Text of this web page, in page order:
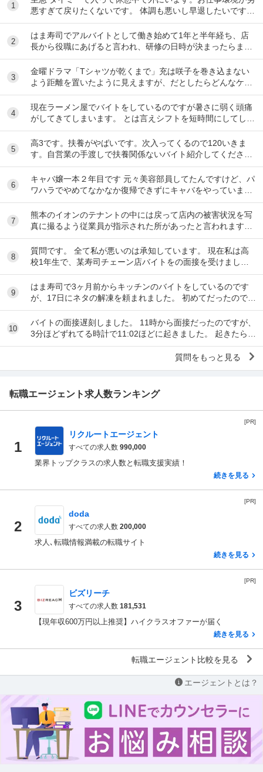
1
悪すぎて戻りたくないです。 体調も悪いし早退したいです。
電話したのですが通話中で一生繋がらなくて...
2
はま寿司でアルバイトとして働き始めて1年と半年経ち、店
長から役職にあげると言われ、研修の日時が決まったらまた
伝えると言われて1ヶ月が経ちました。 自分は心...
3
金曜ドラマ「Tシャツが乾くまで」充は咲子を巻き込まない
よう距離を置いたように見えますが、だとしたらどんなケー
スが考えられますか？ ①大恩人を一人で養わな...
4
現在ラーメン屋でバイトをしているのですが暑さに弱く頭痛
がしてきてしまいます。 とは言えシフトを短時間にしてしま
うとあまり稼げないのでバイトを変えたいと思っ...
5
高3です。扶養がやばいです。次入ってくるので120いきま
す。自営業の手渡しで扶養関係ないバイト紹介してくださ
い。大阪市です
6
キャバ嬢一本２年目です 元々美容部員してたんですけど、パ
ワハラでやめてなかなか復帰できずにキャバをやっています
昼間の仕事復帰したいのですが、またパワハラ...
7
熊本のイオンのテナントの中には戻って店内の被害状況を写
真に撮るよう従業員が指示された所があったと言われます。
事実ですか。テナント名は分かりますか。
8
質問です。 全て私が悪いのは承知しています。 現在私は高
校1年生で、某寿司チェーン店バイトをの面接を受けまし
た。面接をし、その場で採用をもらいました。そし...
9
はま寿司で3ヶ月前からキッチンのバイトをしているのです
が、17日にネタの解凍を頼まれました。 初めてだったのです
が、ネタを出し冷蔵庫にいれてる時に、こんな...
10
バイトの面接遅刻しました。 11時から面接だったのですが、
3分ほどずれてる時計で11:02ほどに起きました。 起きたらス
マホの充電が切れていて、とりあえ...
質問をもっと見る
転職エージェント求人数ランキング
[PR]
1
リクルートエージェント
すべての求人数 990,000
業界トップクラスの求人数と転職支援実績！
続きを見る
[PR]
2
doda
すべての求人数 200,000
求人､転職情報満載の転職サイト
続きを見る
[PR]
3
ビズリーチ
すべての求人数 181,531
【現年収600万円以上推奨】ハイクラスオファーが届く
続きを見る
転職エージェント比較を見る
エージェントとは？